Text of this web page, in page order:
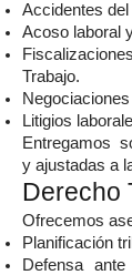
Accidentes del
Acoso laboral
Trabajo.
Litigios
Entregamos
y ajustadas a
Derecho
Ofrecemos
Planificación
Defensa